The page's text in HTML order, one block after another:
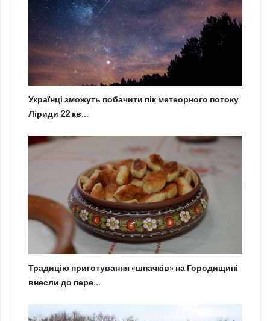
Українці зможуть побачити пік метеорного потоку
Ліриди 22 кв...
Традицію приготування «шпачків» на Городищині
внесли до пере...